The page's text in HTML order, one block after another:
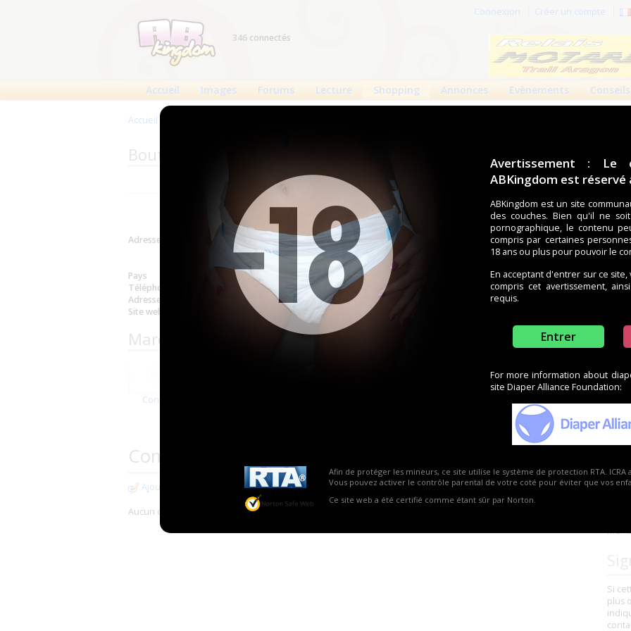
Avertissement : Le
ABKingdom est réservé
ABKingdom est un site
des couches. Bien qu'il ne
pornographique, le contenu
compris par certaines
18 ans ou plus pour pouvoir le
En acceptant d'entrer sur ce
compris cet avertissement,
requis.
Entrer
For more information about
site Diaper Alliance Foundation:
Afin de protéger les mineurs, ce site utilise le système de protection RTA.
Vous pouvez activer le contrôle parental de votre coté pour éviter que vos
Ce site web a été certifié comme étant sûr par Norton.
Connexion Créer un compte
346 connectés
Accueil Images Forums Lecture Shopping Annonces Evènements Conseils
Accueil
Vous
Si
plus
Boutique : Loghman (Virginia Stuart)
Informations mises à jour le 1 juin 2012 2827 vues
Adresse
Virginia Stuart
16, Place des Copains d'Abord - 91080 Courcouronnes
Voir sur la carte
Pays
France
Téléphone
01 60 79 11 32
Adresse email
info@loghman.fr
Site web
http://www.loghman.fr/produits-4413-sante_incontinence.html
Marques proposées par Loghman (Virginia Stuart)
Confiance
Commentaires
Ajouter un commentaire
Aucun commentaire pour cette boutique.